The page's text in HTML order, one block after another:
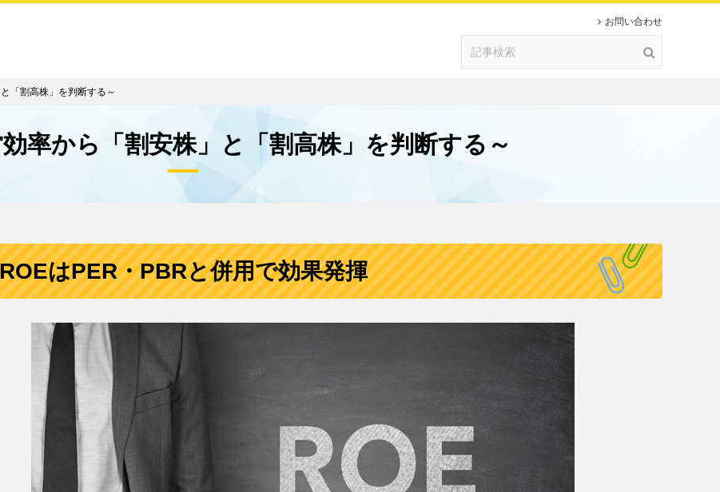
お問い合わせ
「割高株」を判断する～
率から「割安株」と「割高株」を判断する～
ROEはPER・PBRと併用で効果発揮